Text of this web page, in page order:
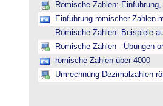
Römische Zahlen:
Einführung römischer Zahlen
Römische Zahlen: Beispiele
Römische Zahlen - Übungen
römische Zahlen über 4000
Umrechnung Dezimalzahlen